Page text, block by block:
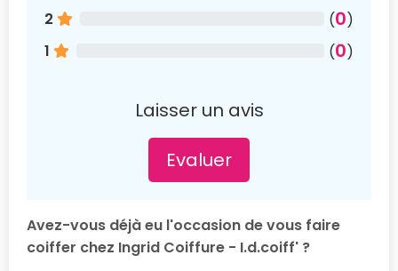
2
(0)
1
(0)
Laisser un avis
Evaluer
Avez-vous déjà eu l'occasion de vous faire
coiffer chez Ingrid Coiffure - I.d.coiff' ?